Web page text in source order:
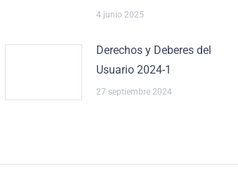
4 junio 2025
Derechos y Deberes del
Usuario 2024-1
27 septiembre 2024